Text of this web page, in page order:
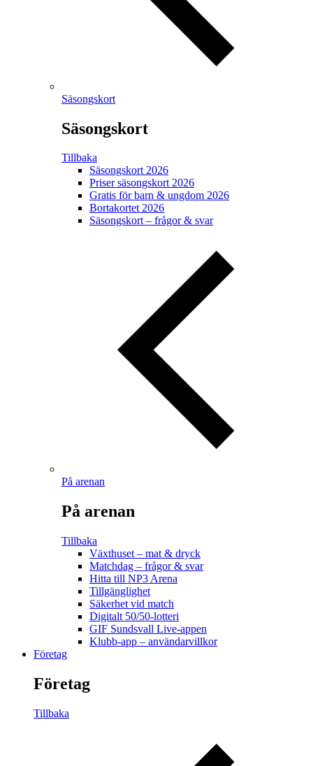
Säsongskort
Säsongskort
Tillbaka
Säsongskort 2026
Priser säsongskort 2026
Gratis för barn & ungdom 2026
Bortakortet 2026
Säsongskort – frågor & svar
På arenan
På arenan
Tillbaka
Växthuset – mat & dryck
Matchdag – frågor & svar
Hitta till NP3 Arena
Tillgänglighet
Säkerhet vid match
Digitalt 50/50-lotteri
GIF Sundsvall Live-appen
Klubb-app – användarvillkor
Företag
Företag
Tillbaka